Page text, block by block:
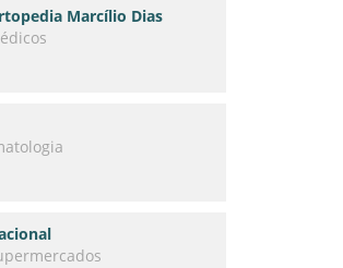
Marcílio Dias